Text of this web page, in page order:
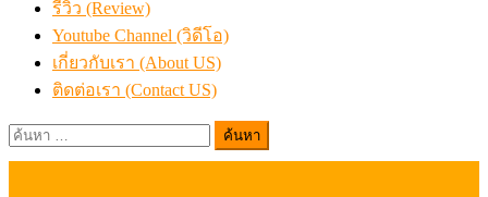
รีวิว (Review)
Youtube Channel (วิดีโอ)
เกี่ยวกับเรา (About US)
ติดต่อเรา (Contact US)
ค้นหา
สำหรับ: